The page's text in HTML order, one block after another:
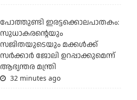
പോത്തുണ്ടി ഇരട്ടക്കൊലപാതകം:
സുധാകരന്റെയും
സജിതയുടെയും മക്കള്‍ക്ക്
സര്‍ക്കാര്‍ ജോലി ഉറപ്പാക്കുമെന്ന്
ആഭ്യന്തര മന്ത്രി
32 minutes ago